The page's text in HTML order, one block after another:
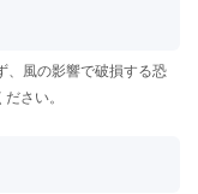
、風の影響で破損する恐
さい。